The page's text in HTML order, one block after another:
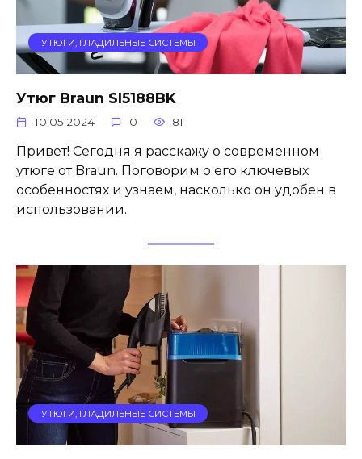
УТЮГИ, ГЛАДИЛЬНЫЕ СИСТЕМЫ
Утюг Braun SI5188BK
10.05.2024 0 81
Привет! Сегодня я расскажу о современном
утюге от Braun. Поговорим о его ключевых
особенностях и узнаем, насколько он удобен в
использовании.
УТЮГИ, ГЛАДИЛЬНЫЕ СИСТЕМЫ